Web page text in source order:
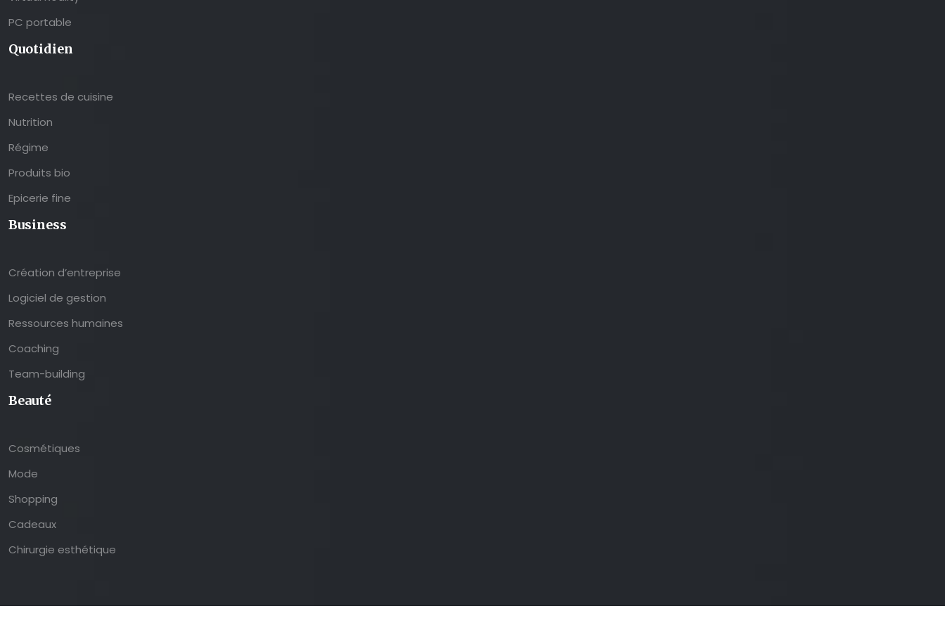
PC portable
Quotidien
Recettes de cuisine
Nutrition
Régime
Produits bio
Epicerie fine
Business
Création d’entreprise
Logiciel de gestion
Ressources humaines
Coaching
Team-building
Beauté
Cosmétiques
Mode
Shopping
Cadeaux
Chirurgie esthétique